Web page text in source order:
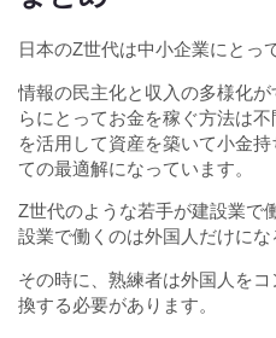
日本のZ世代は中小企業にとっ
情報の民主化と収入の多様化
らにとってお金を稼ぐ方法は
を活用して資産を築いて小金
ての最適解になっています。
Z世代のような若手が建設業で
設業で働くのは外国人だけにな
その時に、熟練者は外国人を
換する必要があります。